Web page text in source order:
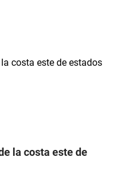
la costa este de